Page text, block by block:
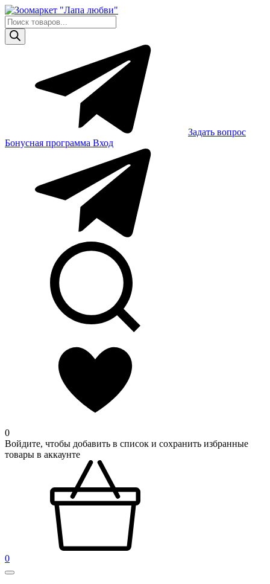
Skip
to
content
Поиск
товаров
Задать вопрос
Бонусная программа Вход
0
Войдите, чтобы добавить в список и сохранить избранные
товары в аккаунте
0